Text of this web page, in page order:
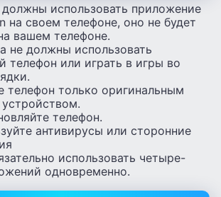
должны использовать приложение
на своем телефоне, оно не будет
вашем телефоне.
не должны использовать
телефон или играть в игры во
телефон только оригинальным
телефон.
антивирусы или сторонние
использовать четыре-
одновременно.